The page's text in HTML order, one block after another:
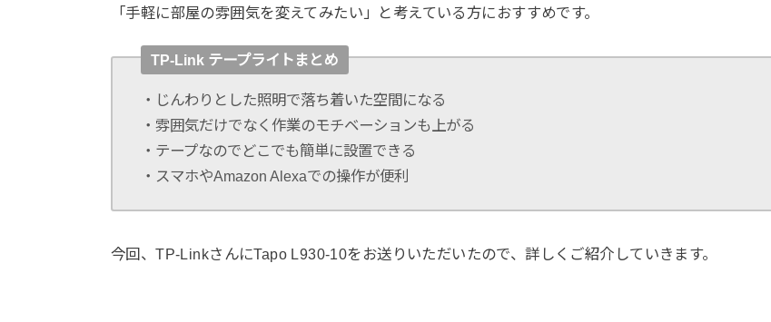
「手軽に部屋の雰囲気を変えてみたい」と考えている方におすすめです。
TP-Link テープライトまとめ
・じんわりとした照明で落ち着いた空間になる
・雰囲気だけでなく作業のモチベーションも上がる
・テープなのでどこでも簡単に設置できる
・スマホやAmazon Alexaでの操作が便利
今回、TP-LinkさんにTapo L930-10をお送りいただいたので、詳しくご紹介していきます。